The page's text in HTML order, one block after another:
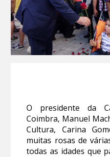
O presidente da
Coimbra, Manuel
Cultura, Carina
muitas rosas de
todas as idades que